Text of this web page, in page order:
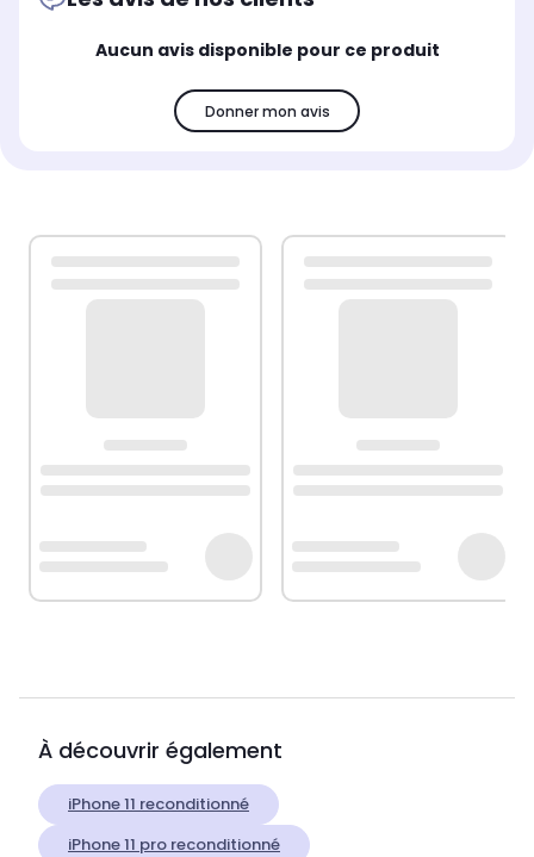
Aucun avis disponible pour ce produit
Donner mon avis
À découvrir également
iPhone 11 reconditionné
iPhone 11 pro reconditionné